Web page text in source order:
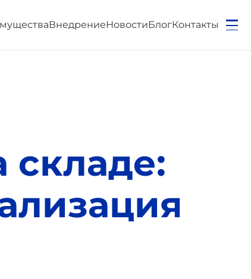
ВнедрениеНовостиБлогКонтакты
складе: